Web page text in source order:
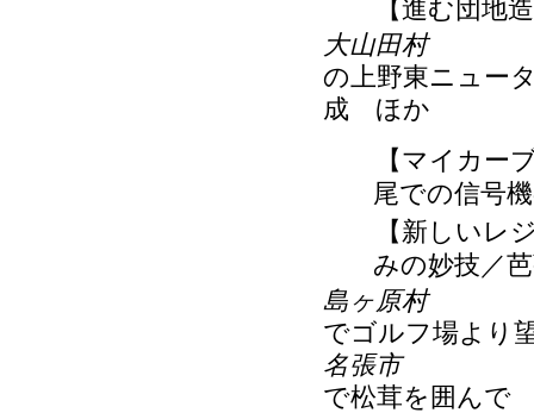
【進む団地造
大山田村
の上野東ニュー
成 ほか
【マイカーブ
尾での信号
【新しいレジ
みの妙技／
島ヶ原村
でゴルフ場より
名張市
で松茸を囲んで